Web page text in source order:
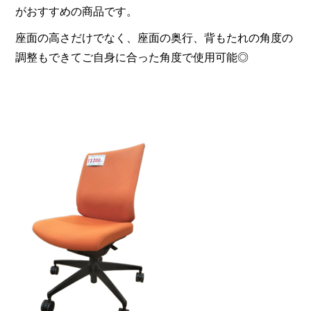
がおすすめの商品です。
座面の高さだけでなく、座面の奥行、背もたれの角度の
調整もできてご自身に合った角度で使用可能◎